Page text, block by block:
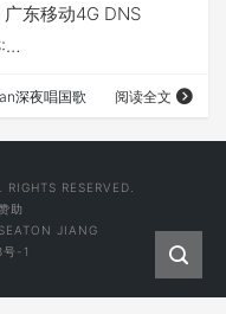
东移动4G DNS
DNS：
深夜唱国歌 阅读全文
RESERVED.
助
SEATON JIANG
-1